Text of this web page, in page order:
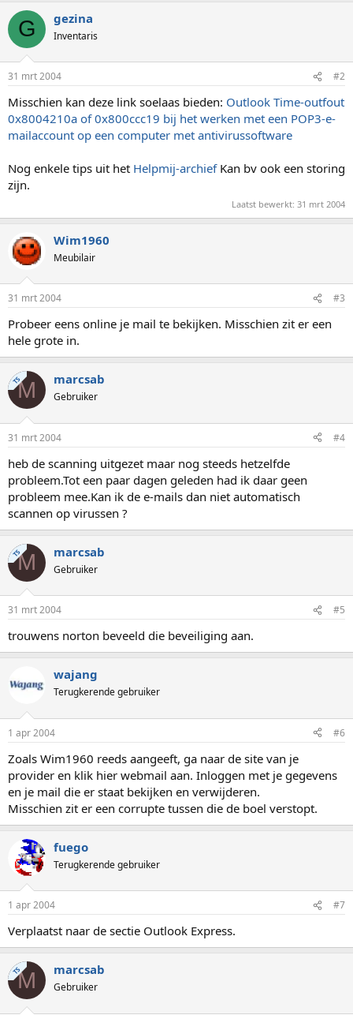
G gezina
Inventaris
31 mrt 2004 #2
Misschien kan deze link soelaas bieden: Outlook Time-outfout
0x8004210a of 0x800ccc19 bij het werken met een POP3-e-
mailaccount op een computer met antivirussoftware
Nog enkele tips uit het Helpmij-archiefKan bv ook een storing
zijn.
Laatst bewerkt: 31 mrt 2004
Wim1960
Meubilair
31 mrt 2004 #3
Probeer eens online je mail te bekijken. Misschien zit er een
hele grote in.
TSM marcsab
Gebruiker
31 mrt 2004 #4
heb de scanning uitgezet maar nog steeds hetzelfde
probleem.Tot een paar dagen geleden had ik daar geen
probleem mee.Kan ik de e-mails dan niet automatisch
scannen op virussen ?
TSM marcsab
Gebruiker
31 mrt 2004 #5
trouwens norton beveeld die beveiliging aan.
wajang
Terugkerende gebruiker
1 apr 2004 #6
Zoals Wim1960 reeds aangeeft, ga naar de site van je
provider en klik hier webmail aan. Inloggen met je gegevens
en je mail die er staat bekijken en verwijderen.
Misschien zit er een corrupte tussen die de boel verstopt.
fuego
Terugkerende gebruiker
1 apr 2004 #7
Verplaatst naar de sectie Outlook Express.
TSM marcsab
Gebruiker